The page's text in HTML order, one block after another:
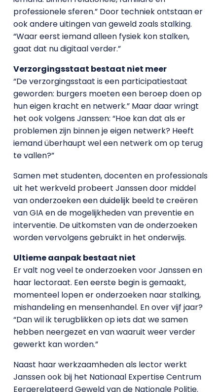
professionele sferen.” Door techniek ontstaan er
ook andere uitingen van geweld zoals stalking.
“Waar eerst iemand alleen fysiek kon stalken,
gaat dat nu digitaal verder.”
Verzorgingsstaat bestaat niet meer
“De verzorgingsstaat is een participatiestaat
geworden: burgers moeten een beroep doen op
hun eigen kracht en netwerk.” Maar daar wringt
het ook volgens Janssen: “Hoe kan dat als er
problemen zijn binnen je eigen netwerk? Heeft
iemand überhaupt wel een netwerk om op terug
te vallen?”
Samen met studenten, docenten en professionals
uit het werkveld probeert Janssen door middel
van onderzoeken een duidelijk beeld te creëren
van GIA en de mogelijkheden van preventie en
interventie. De uitkomsten van de onderzoeken
worden vervolgens gebruikt in het onderwijs.
Ultieme aanpak bestaat niet
Er valt nog veel te onderzoeken voor Janssen en
haar lectoraat. Een eerste begin is gemaakt,
momenteel lopen er onderzoeken naar stalking,
mishandeling en mensenhandel. En over vijf jaar?
“Dan wil ik terugblikken op iets dat we samen
hebben neergezet en van waaruit weer verder
gewerkt kan worden.”
Naast haar werkzaamheden als lector werkt
Janssen ook bij het Nationaal Expertise Centrum
Eergerelateerd Geweld van de Nationale Politie.